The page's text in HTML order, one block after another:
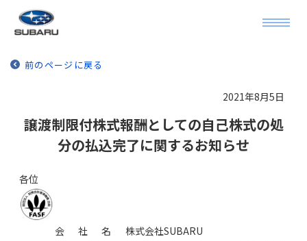
前のページに戻る
2021年8月5日
譲渡制限付株式報酬としての自己株式の処
分の払込完了に関するお知らせ
各位
会社名 株式会社SUBARU